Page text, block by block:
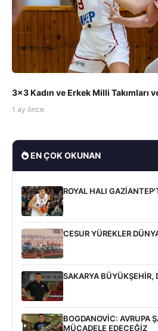
3x3 Kadın ve Erkek Milli Takımları
1 ay önce
EN ÇOK OKUNAN
ROYAL HALI
CESUR YÜREKLER
SAKARYA BÜYÜKŞEHİR,
BOGDANOVİC: AVRUPA
MÜCADELE EDECEĞİZ